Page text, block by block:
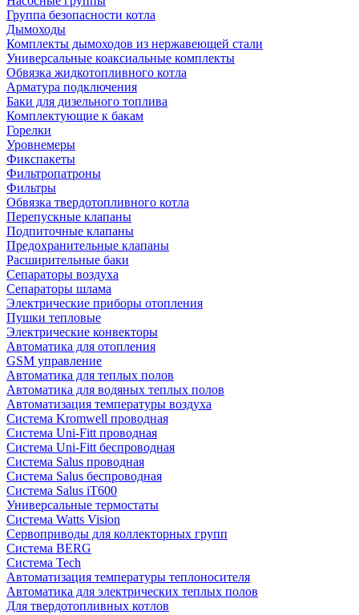
Группа безопасности котла
Дымоходы
Комплекты дымоходов из нержавеющей стали
Универсальные коаксиальные комплекты
Обвязка жидкотопливного котла
Арматура подключения
Баки для дизельного топлива
Комплектующие к бакам
Горелки
Уровнемеры
Фикспакеты
Фильтропатроны
Фильтры
Обвязка твердотопливного котла
Перепускные клапаны
Подпиточные клапаны
Предохранительные клапаны
Расширительные баки
Сепараторы воздуха
Сепараторы шлама
Электрические приборы отопления
Пушки тепловые
Электрические конвекторы
Автоматика для отопления
GSM управление
Автоматика для теплых полов
Автоматика для водяных теплых полов
Автоматизация температуры воздуха
Система Kromwell проводная
Система Uni-Fitt проводная
Система Uni-Fitt беспроводная
Система Salus проводная
Система Salus беспроводная
Система Salus iT600
Универсальные термостаты
Система Watts Vision
Сервоприводы для коллекторных групп
Система BERG
Система Tech
Автоматизация температуры теплоносителя
Автоматика для электрических теплых полов
Для твердотопливных котлов